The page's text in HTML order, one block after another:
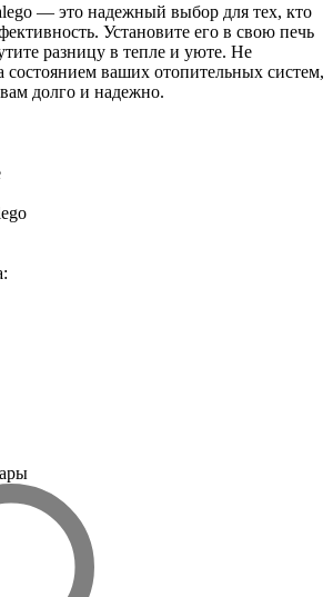
— это надежный выбор для тех, кто
Установите его в свою печь
разницу в тепле и уюте. Не
состоянием ваших отопительных систем,
долго и надежно.
: